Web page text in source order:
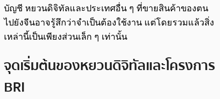
บัญชี หยวนดิจิทัลและประเทศอื่น ๆ ที่ขายสินค้าของตน
ไปยังจีนอาจรู้สึกว่าจำเป็นต้องใช้งาน แต่โดยรวมแล้วสิ่ง
เหล่านี้เป็นเพียงส่วนเล็ก ๆ เท่านั้น
จุดเริ่มต้นของหยวนดิจิทัลและโครงการ
BRI